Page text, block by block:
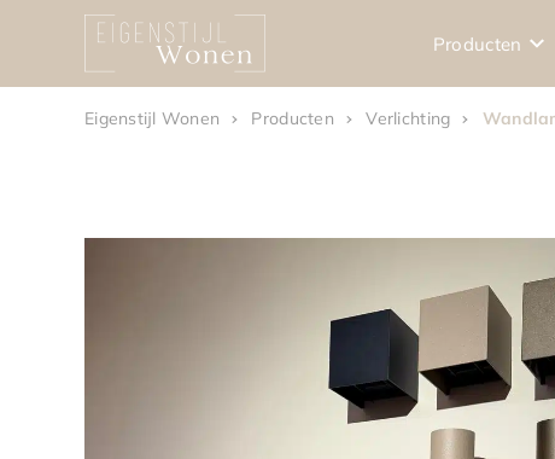
Producten
Eigenstijl Wonen Producten Verlichting